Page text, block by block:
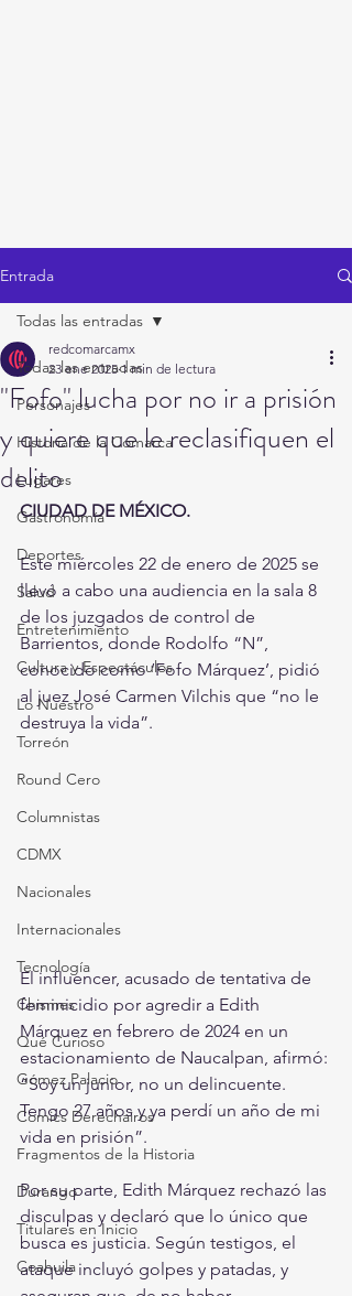
Entrada
Todas las entradas
Personajes
Historia de la Comarca
Lugares
Gastronomía
Deportes
Salud
Entretenimiento
Cultura y Espectáculos
Lo Nuestro
Torreón
Round Cero
Columnistas
CDMX
Nacionales
Internacionales
Tecnología
Chismes
Qué Curioso
Gómez Palacio
Comics Derechairos
Fragmentos de la Historia
Durango
Titulares en Inicio
Coahuila
Todas las entradas
"Fofo" lucha por no ir a prisión
y quiere que le reclasifiquen el
delito
redcomarcamx
23 ene 2025 1 min de lectura
CIUDAD DE MÉXICO.
Este miércoles 22 de enero de 2025 se
llevó a cabo una audiencia en la sala 8
de los juzgados de control de
Barrientos, donde Rodolfo “N”,
conocido como ‘Fofo Márquez’, pidió
al juez José Carmen Vilchis que “no le
destruya la vida”.
El influencer, acusado de tentativa de
feminicidio por agredir a Edith
Márquez en febrero de 2024 en un
estacionamiento de Naucalpan, afirmó:
“Soy un junior, no un delincuente.
Tengo 27 años y ya perdí un año de mi
vida en prisión”.
Por su parte, Edith Márquez rechazó las
disculpas y declaró que lo único que
busca es justicia. Según testigos, el
ataque incluyó golpes y patadas, y